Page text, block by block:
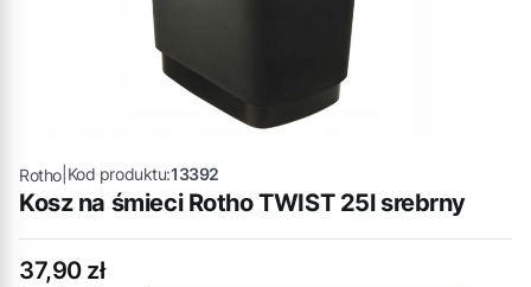
Rotho| Kod produktu:13392
Kosz na śmieci Rotho TWIST 25l srebrny
Cena
37,90 zł